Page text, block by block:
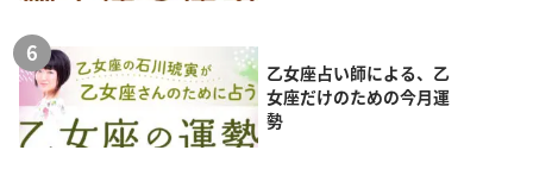
乙女座占い師による、乙
女座だけのための今月運
勢